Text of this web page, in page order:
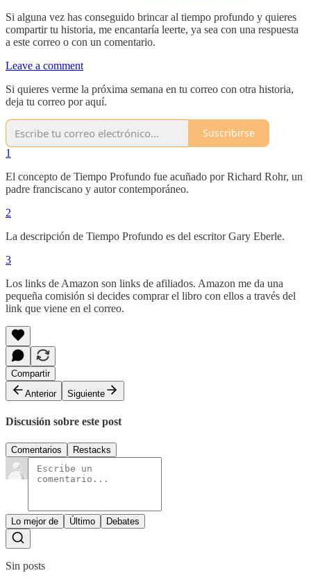
Si alguna vez has conseguido brincar al tiempo profundo y quieres
compartir tu historia, me encantaría leerte, ya sea con una respuesta
a este correo o con un comentario.
Leave a comment
Si quieres verme la próxima semana en tu correo con otra historia,
deja tu correo por aquí.
Suscribirse
1
El concepto de Tiempo Profundo fue acuñado por Richard Rohr, un
padre franciscano y autor contemporáneo.
2
La descripción de Tiempo Profundo es del escritor Gary Eberle.
3
Los links de Amazon son links de afiliados. Amazon me da una
pequeña comisión si decides comprar el libro con ellos a través del
link que viene en el correo.
Compartir
Anterior
Siguiente
Discusión sobre este post
Comentarios Restacks
Lo mejor de Último Debates
Sin posts